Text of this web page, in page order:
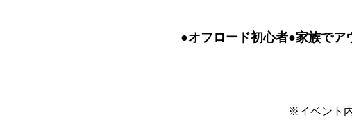
●オフロード初心者●家族でア
※イベント